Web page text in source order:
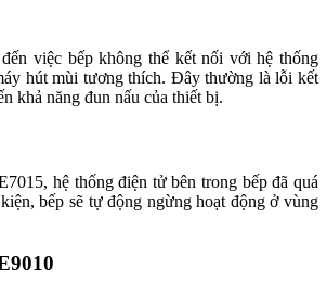
việc bếp không thể kết nối với hệ thống
hút mùi tương thích. Đây thường là lỗi kết
khả năng đun nấu của thiết bị.
hệ thống điện tử bên trong bếp đã quá
bếp sẽ tự động ngừng hoạt động ở vùng